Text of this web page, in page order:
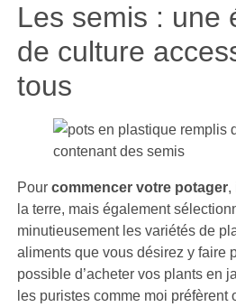
Les semis : une
de culture
tous
Pourcommencer votre potager,
la terre, mais également
minutieusement les variétés de
aliments que vous désirez y faire
possible d’acheter vos plants en
les puristes comme moi préfèrent